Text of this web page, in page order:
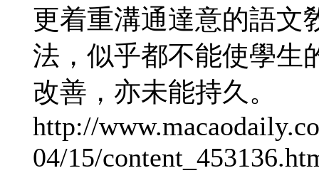
更着重溝通達意的語
法，似乎都不能使學生
改善，亦未能持久。
http://
04/15/